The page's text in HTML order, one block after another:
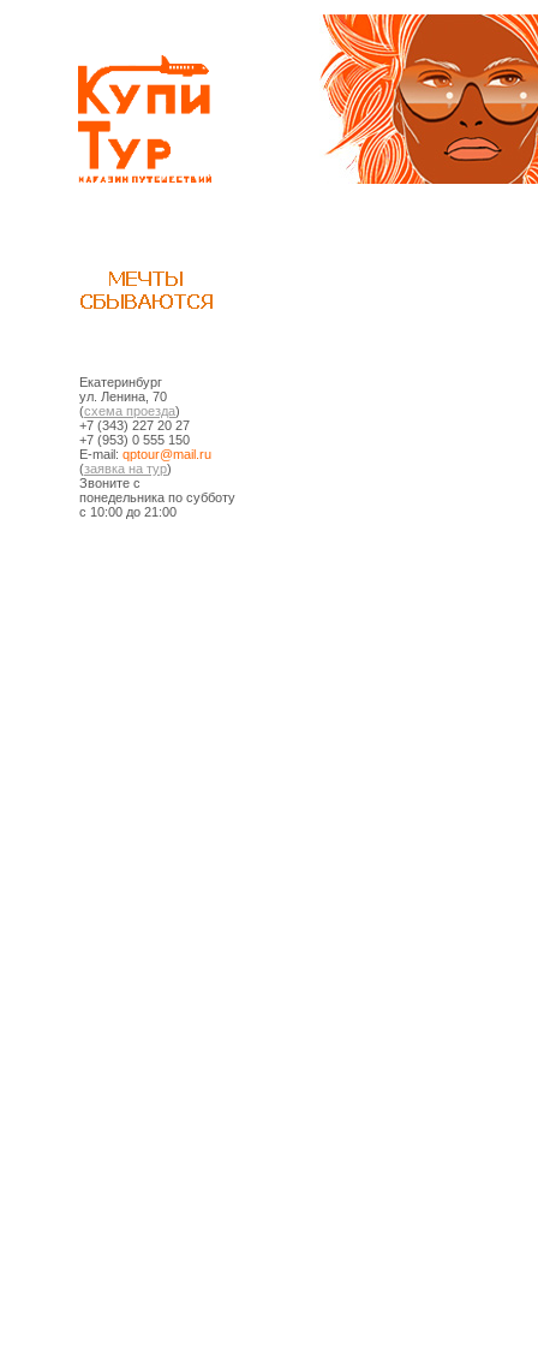
Екатеринбург
ул. Ленина, 70
(схема проезда)
+7 (343) 227 20 27
+7 (953) 0 555 150
E-mail: ur.liam@ruotpq
(заявка на тур)
Звоните с
понедельника по субботу
с 10:00 до 21:00